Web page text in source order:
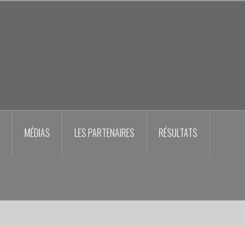
MÉDIAS LES PARTENAIRES RÉSULTATS